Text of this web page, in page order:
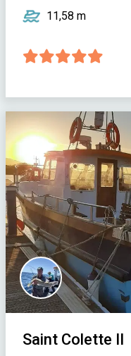
11,58 m
Saint Colette II